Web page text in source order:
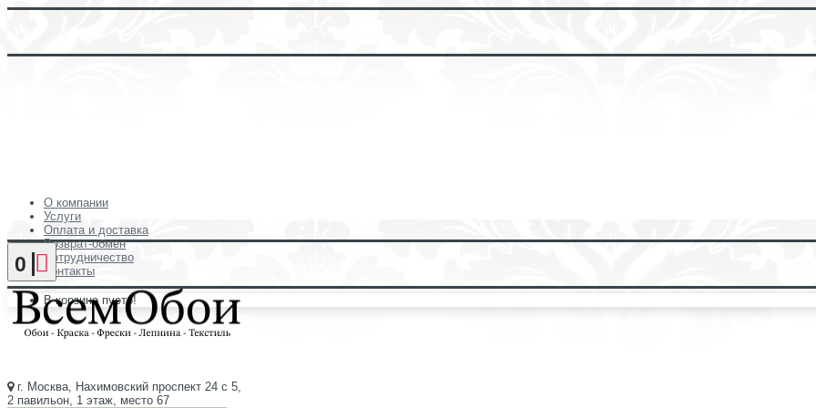
О компании
Услуги
Оплата и доставка
Возврат-обмен
Сотрудничество
Контакты
0
В корзине пусто!
г. Москва, Нахимовский проспект 24 с 5,
2 павильон, 1 этаж, место 67